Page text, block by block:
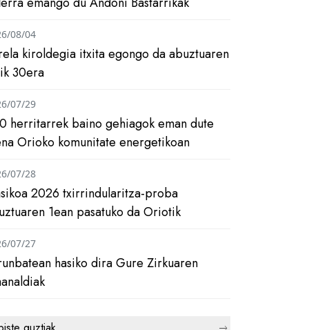
kiroldegia itxita egongo da abuztuaren
30era
08/04
herritarrek baino gehiagok eman dute
Orioko komunitate energetikoan
07/29
2026 txirrindularitza-proba
1ean pasatuko da Oriotik
07/28
hasiko dira Gure Zirkuaren
07/27